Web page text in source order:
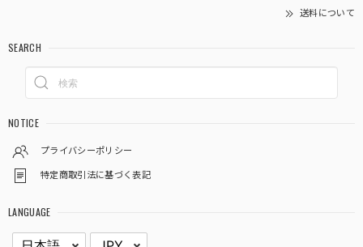
送料について
SEARCH
NOTICE
プライバシーポリシー
特定商取引法に基づく表記
LANGUAGE